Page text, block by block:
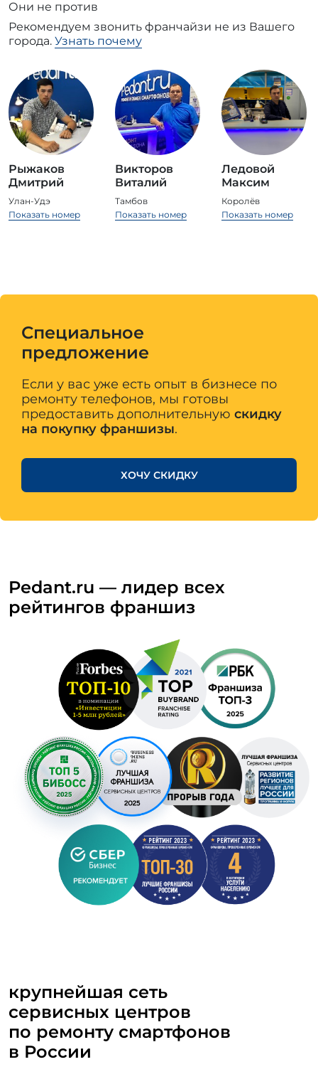
Они не против
Рекомендуем звонить франчайзи не из Вашего
города. Узнать почему
Рыжаков
Дмитрий
Улан-Удэ
Показать номер
Викторов
Виталий
Тамбов
Показать номер
Ледовой
Максим
Королёв
Показать номер
Специальное
предложение
Если у вас уже есть опыт в бизнесе по
ремонту телефонов, мы готовы
предоставить дополнительную скидку
на покупку франшизы.
ХОЧУ СКИДКУ
Pedant.ru — лидер всех
рейтингов франшиз
крупнейшая сеть
сервисных центров
по ремонту смартфонов
в России